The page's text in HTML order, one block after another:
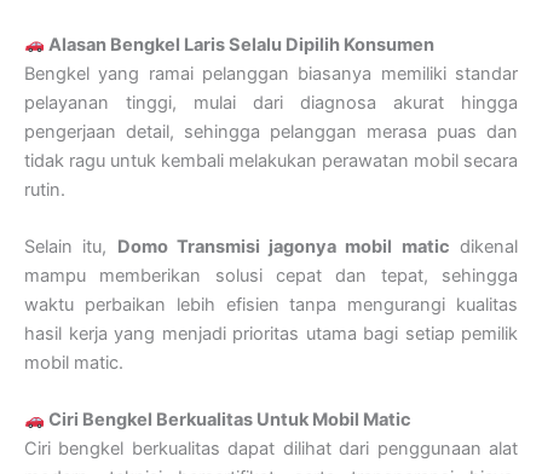
Alasan Bengkel Laris Selalu Dipilih Konsumen
Bengkel yang ramai pelanggan biasanya memiliki standar
pelayanan tinggi, mulai dari diagnosa akurat hingga
pengerjaan detail, sehingga pelanggan merasa puas dan
tidak ragu untuk kembali melakukan perawatan mobil secara
rutin.
Selain itu, Domo Transmisi jagonya mobil matic dikenal
mampu memberikan solusi cepat dan tepat, sehingga
waktu perbaikan lebih efisien tanpa mengurangi kualitas
hasil kerja yang menjadi prioritas utama bagi setiap pemilik
mobil matic.
Ciri Bengkel Berkualitas Untuk Mobil Matic
Ciri bengkel berkualitas dapat dilihat dari penggunaan alat